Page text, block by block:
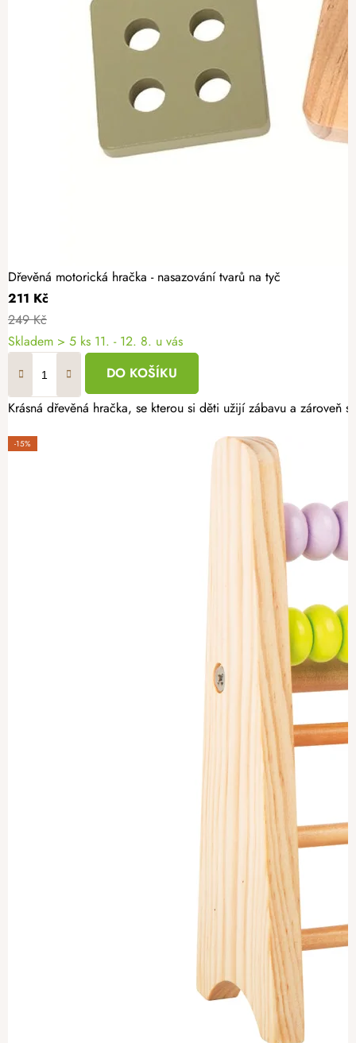
Dřevěná motorická hračka - nasazování tvarů na tyč
211 Kč
249 Kč
Skladem > 5 ks 11. - 12. 8. u vás
DO KOŠÍKU
Krásná dřevěná hračka, se kterou si děti užijí zábavu a
-15%